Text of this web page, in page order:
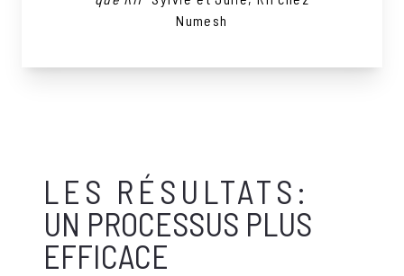
Numesh
LES RÉSULTATS:
UN PROCESSUS PLUS
EFFICACE